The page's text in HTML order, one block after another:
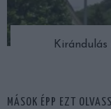
MÁSOK ÉPP EZT